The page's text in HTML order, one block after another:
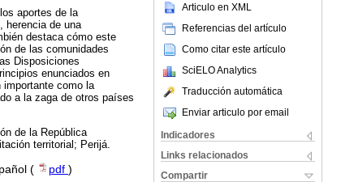
Articulo en XML
Referencias del artículo
Como citar este artículo
SciELO Analytics
Traducción automática
Enviar articulo por email
Indicadores
Links relacionados
Compartir
aportes de la
herencia de una
destaca cómo este
de las comunidades
Disposiciones
enunciados en
importante como la
a la zaga de otros países
de la República
territorial; Perijá.
( pdf )